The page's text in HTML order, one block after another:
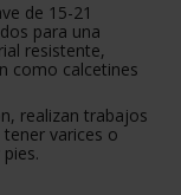
de 15-21
para una
resistente,
como calcetines
realizan trabajos
varices o